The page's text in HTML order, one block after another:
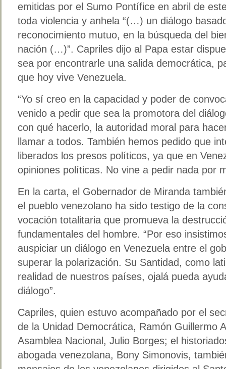
emitidas por el Sumo Pontífice en abril de
toda violencia y anhela “(…) un diálogo
reconocimiento mutuo, en la búsqueda del
nación (…)”. Capriles dijo al Papa estar
sea por encontrarle una salida democrática,
que hoy vive Venezuela.
“Yo sí creo en la capacidad y poder de
venido a pedir que sea la promotora del
con qué hacerlo, la autoridad moral para
llamar a todos. También hemos pedido que
liberados los presos políticos, ya que en
opiniones políticas. No vine a pedir nada por
En la carta, el Gobernador de Miranda
el pueblo venezolano ha sido testigo de la
vocación totalitaria que promueva la
fundamentales del hombre. “Por eso
auspiciar un diálogo en Venezuela entre el
superar la polarización. Su Santidad, como
realidad de nuestros países, ojalá pueda
diálogo”.
Capriles, quien estuvo acompañado por el
de la Unidad Democrática, Ramón Guillermo
Asamblea Nacional, Julio Borges; el
abogada venezolana, Bony Simonovis,